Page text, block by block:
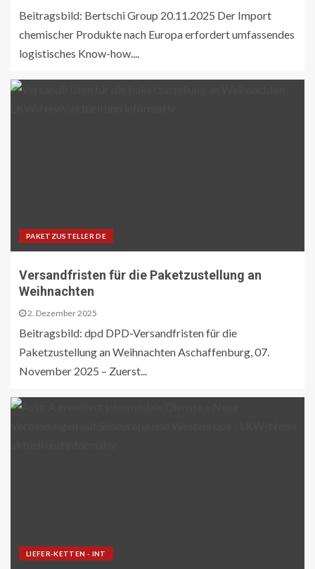
Beitragsbild: Bertschi Group 20.11.2025 Der Import
chemischer Produkte nach Europa erfordert umfassendes
logistisches Know-how....
PAKETZUSTELLER DE
Versandfristen für die Paketzustellung an
Weihnachten
2. Dezember 2025
Beitragsbild: dpd DPD-Versandfristen für die
Paketzustellung an Weihnachten Aschaffenburg, 07.
November 2025 – Zuerst...
LIEFER-KETTEN - INT